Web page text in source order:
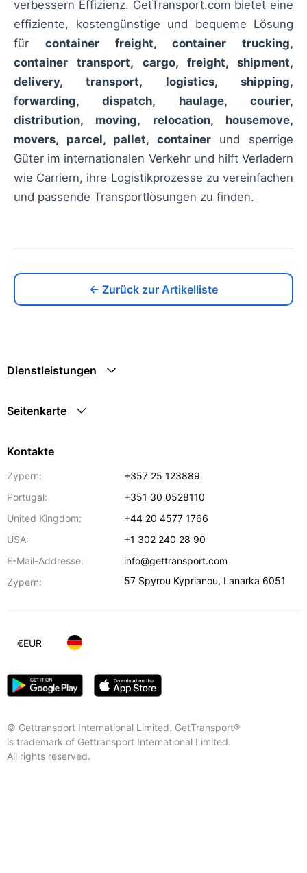
verbessern Effizienz. GetTransport.com bietet eine
effiziente, kostengünstige und bequeme Lösung
für container freight, container trucking,
container transport, cargo, freight, shipment,
delivery, transport, logistics, shipping,
forwarding, dispatch, haulage, courier,
distribution, moving, relocation, housemove,
movers, parcel, pallet, containerund sperrige
Güter im internationalen Verkehr und hilft Verladern
wie Carriern, ihre Logistikprozesse zu vereinfachen
und passende Transportlösungen zu finden.
← Zurück zur Artikelliste
Dienstleistungen
Seitenkarte
Kontakte
Zypern:
+357 25 123889
Portugal:
+351 30 0528110
United Kingdom:
+44 20 4577 1766
USA:
+1 302 240 28 90
E-Mail-Addresse:
info@gettransport.com
Zypern:
57 Spyrou Kyprianou, Lanarka 6051
© Gettransport International Limited. GetTransport®
is trademark of Gettransport International Limited.
All rights reserved.
€EUR